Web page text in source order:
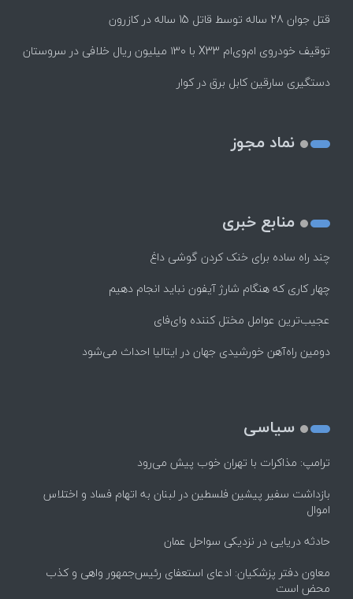
قتل جوان 28 ساله توسط قاتل 15 ساله در کازرون
توقیف خودروی ام‌وی‌ام X33 با ۱۳۰ میلیون ریال خلافی در سروستان
دستگیری سارقین کابل برق در کوار
نماد مجوز
منابع خبری
چند راه‌ ساده برای خنک کردن گوشی داغ
چهار کاری که هنگام شارژ آیفون نباید انجام دهیم
عجیب‌ترین عوامل مختل کننده وای‌فای
دومین راه‌آهن خورشیدی جهان در ایتالیا احداث می‌شود
سیاسی
ترامپ: مذاکرات با تهران خوب پیش می‌رود
بازداشت سفیر پیشین فلسطین در لبنان به اتهام فساد و اختلاس
اموال
حادثه دریایی در نزدیکی سواحل عمان
معاون دفتر پزشکیان: ادعای استعفای رئیس‌جمهور واهی و کذب
محض است